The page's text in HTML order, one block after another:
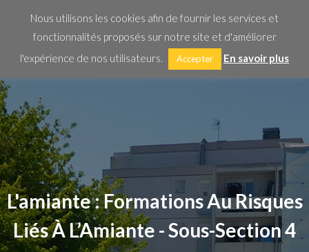
L'amiante : Formations Au Risques
Liés À L’Amiante - Sous-Section 4
Nous utilisons les cookies afin de fournir les services et
fonctionnalités proposés sur notre site et d'améliorer
l'expérience de nos utilisateurs.
Accepter En savoir plus